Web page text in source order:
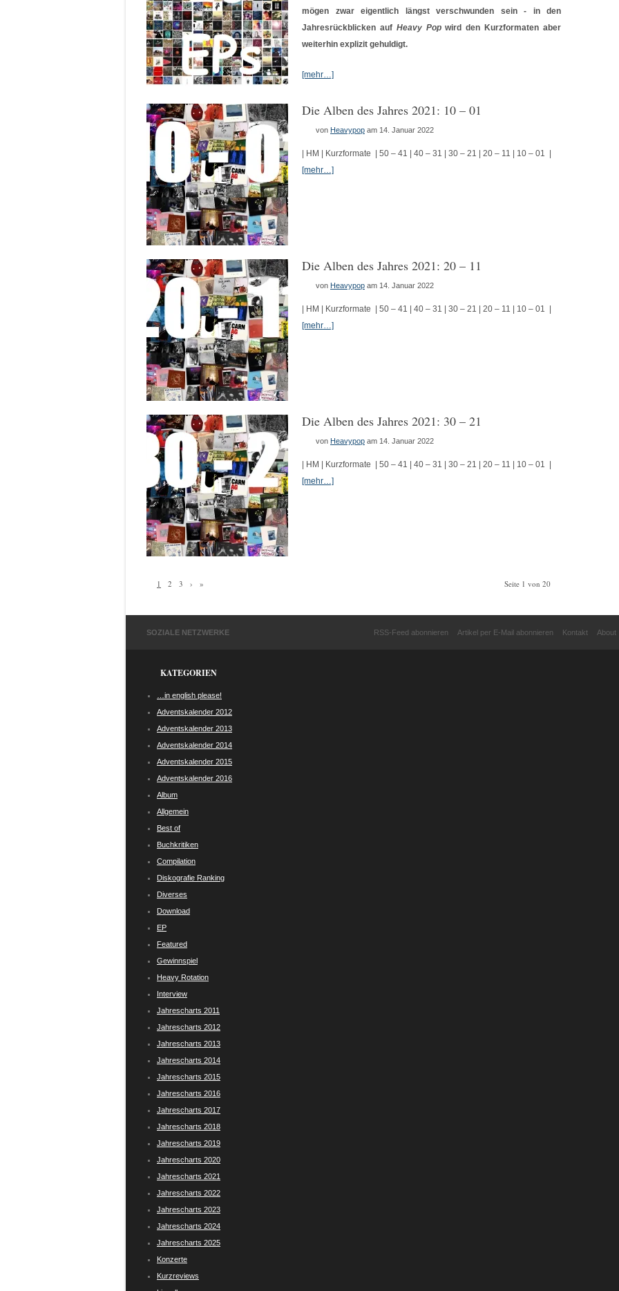
mögen zwar eigentlich längst verschwunden sein - in den
Jahresrückblicken auf Heavy Popwird den Kurzformaten aber
weiterhin explizit gehuldigt.
[mehr…]
Die Alben des Jahres 2021: 10 – 01
von Heavypop am 14. Januar 2022
| HM | Kurzformate | 50 – 41 | 40 – 31 | 30 – 21 | 20 – 11 | 10 – 01 |
[mehr…]
Die Alben des Jahres 2021: 20 – 11
von Heavypop am 14. Januar 2022
| HM | Kurzformate | 50 – 41 | 40 – 31 | 30 – 21 | 20 – 11 | 10 – 01 |
[mehr…]
Die Alben des Jahres 2021: 30 – 21
von Heavypop am 14. Januar 2022
| HM | Kurzformate | 50 – 41 | 40 – 31 | 30 – 21 | 20 – 11 | 10 – 01 |
[mehr…]
1 2 3 › » Seite 1 von 20
SOZIALE NETZWERKE RSS-Feed abonnieren Artikel per E-Mail abonnieren Kontakt About
KATEGORIEN
…in english please!
Adventskalender 2012
Adventskalender 2013
Adventskalender 2014
Adventskalender 2015
Adventskalender 2016
Album
Allgemein
Best of
Buchkritiken
Compilation
Diskografie Ranking
Diverses
Download
EP
Featured
Gewinnspiel
Heavy Rotation
Interview
Jahrescharts 2011
Jahrescharts 2012
Jahrescharts 2013
Jahrescharts 2014
Jahrescharts 2015
Jahrescharts 2016
Jahrescharts 2017
Jahrescharts 2018
Jahrescharts 2019
Jahrescharts 2020
Jahrescharts 2021
Jahrescharts 2022
Jahrescharts 2023
Jahrescharts 2024
Jahrescharts 2025
Konzerte
Kurzreviews